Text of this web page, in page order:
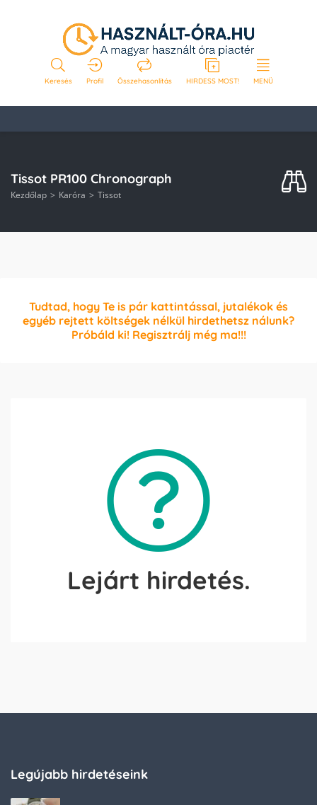
Keresés Profil Összehasonlítás HIRDESS MOST! MENÜ
Tissot PR100 Chronograph
Kezdőlap Karóra Tissot
Tudtad, hogy Te is pár kattintással, jutalékok és
egyéb rejtett költségek nélkül hirdethetsz nálunk?
Próbáld ki! Regisztrálj még ma!!!
Lejárt hirdetés.
Legújabb hirdetéseink